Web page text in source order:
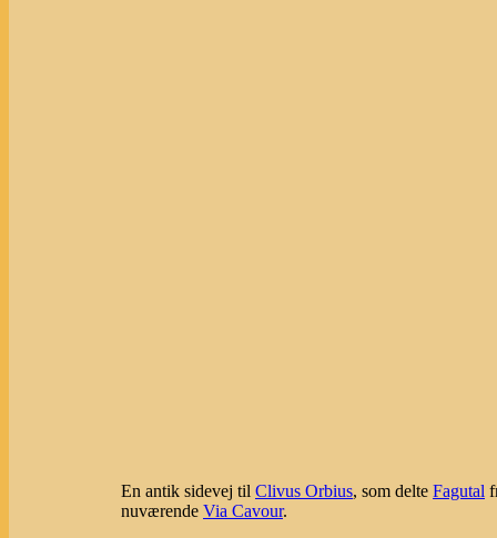
En antik sidevej til Clivus Orbius, som delte Fagutal
nuværende Via Cavour.